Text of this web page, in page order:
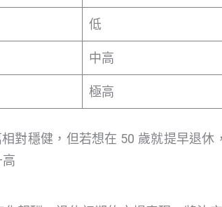
低
中高
極高
對穩健，但若想在 50 歲就提早退休